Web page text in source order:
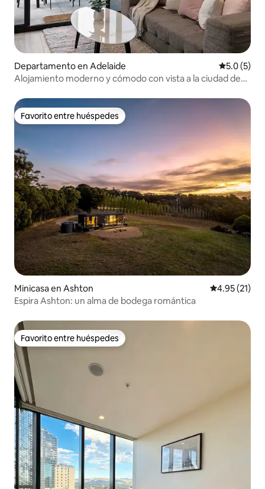
Departamento en Adelaide
5.0 (5)
Alojamiento moderno y cómodo con vista a la ciudad de
Favorito entre huéspedes
Favorito entre huéspedes
Minicasa en Ashton Calificación
4.95 (21)
Espira Ashton: un alma de bodega romántica
Favorito entre huéspedes
Favorito entre huéspedes